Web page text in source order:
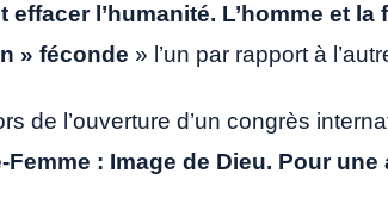
effacer l’humanité. L’homme et
» féconde » l’un par rapport à
de l’ouverture d’un congrès
Femme : Image de Dieu. Pour